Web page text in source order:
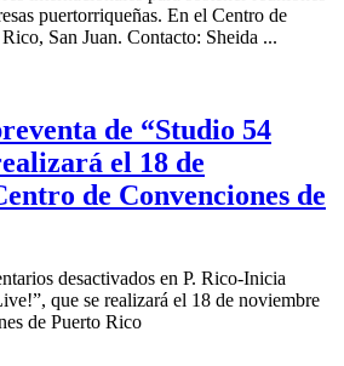
puertorriqueñas. En el Centro de
San Juan. Contacto: Sheida ...
de “Studio 54
el 18 de
de Convenciones de
desactivados en P. Rico-Inicia
que se realizará el 18 de noviembre
de Puerto Rico